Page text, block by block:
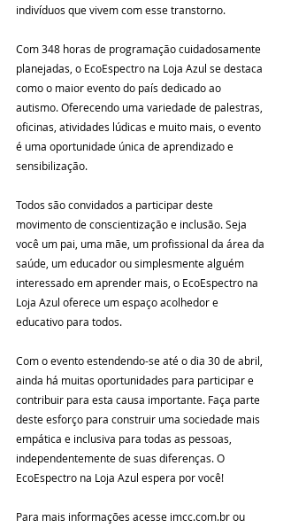
indivíduos que vivem com esse transtorno.
Com 348 horas de programação cuidadosamente
planejadas, o EcoEspectro na Loja Azul se destaca
como o maior evento do país dedicado ao
autismo. Oferecendo uma variedade de palestras,
oficinas, atividades lúdicas e muito mais, o evento
é uma oportunidade única de aprendizado e
sensibilização.
Todos são convidados a participar deste
movimento de conscientização e inclusão. Seja
você um pai, uma mãe, um profissional da área da
saúde, um educador ou simplesmente alguém
interessado em aprender mais, o EcoEspectro na
Loja Azul oferece um espaço acolhedor e
educativo para todos.
Com o evento estendendo-se até o dia 30 de abril,
ainda há muitas oportunidades para participar e
contribuir para esta causa importante. Faça parte
deste esforço para construir uma sociedade mais
empática e inclusiva para todas as pessoas,
independentemente de suas diferenças. O
EcoEspectro na Loja Azul espera por você!
Para mais informações acesse imcc.com.br ou